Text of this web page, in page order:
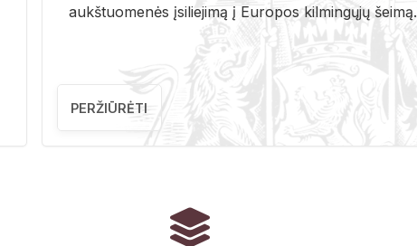
aukš­tuo­me­nės įsi­lie­ji­mą į Eu­ro­pos kil­min­gų­jų šei­mą.
PERŽIŪRĖTI